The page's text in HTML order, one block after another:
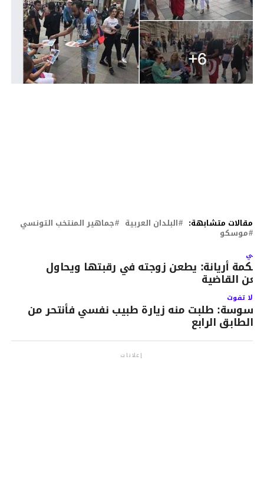
مقالات متشابهة: البلدان العربية جماهير المنتخب التونسي
موسكو
أريانة: يطعن زوجته في رقبتها ويحاول
القاضية
لا تفوت
سوسة: طلبت منه زيارة طبيب نفسي فأنتحر من
الطابق الرابع
إعلانات